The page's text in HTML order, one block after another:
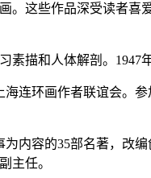
。这些作品深受读者
描和人体解剖。1947
连环画作者联谊会。
内容的35部名著，改
主任。